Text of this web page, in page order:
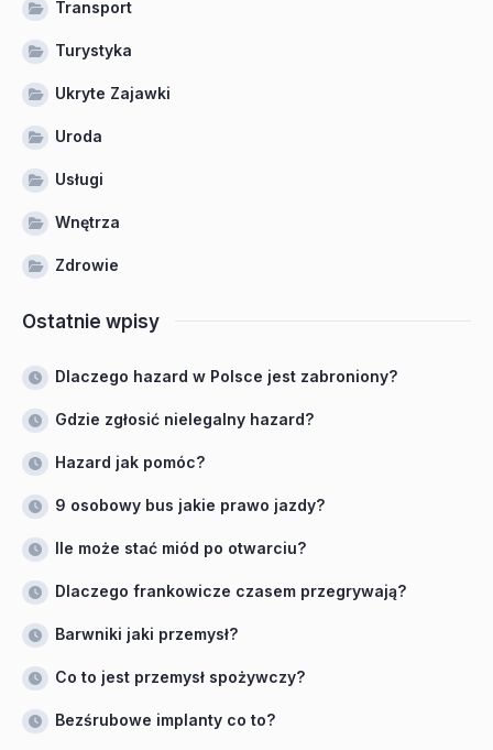
Transport
Turystyka
Ukryte Zajawki
Uroda
Usługi
Wnętrza
Zdrowie
Ostatnie wpisy
Dlaczego hazard w Polsce jest zabroniony?
Gdzie zgłosić nielegalny hazard?
Hazard jak pomóc?
9 osobowy bus jakie prawo jazdy?
Ile może stać miód po otwarciu?
Dlaczego frankowicze czasem przegrywają?
Barwniki jaki przemysł?
Co to jest przemysł spożywczy?
Bezśrubowe implanty co to?